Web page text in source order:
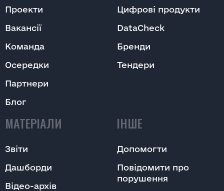
Проекти
Вакансії
Команда
Осередки
Партнери
Блог
Цифрові продукти
DataCheck
Бренди
Тендери
МАТЕРІАЛИ
Звіти
Дашборди
Відео-архів
ІНШЕ
Допомогти
Повідомити про
порушення